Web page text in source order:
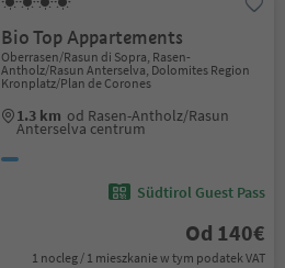
Bio Top Appartements
Oberrasen/Rasun di Sopra, Rasen-
Antholz/Rasun Anterselva, Dolomites Region
Kronplatz/Plan de Corones
1.3 km od Rasen-Antholz/Rasun
Anterselva centrum
Südtirol Guest Pass
Od 140€
1 nocleg / 1 mieszkanie w tym podatek VAT